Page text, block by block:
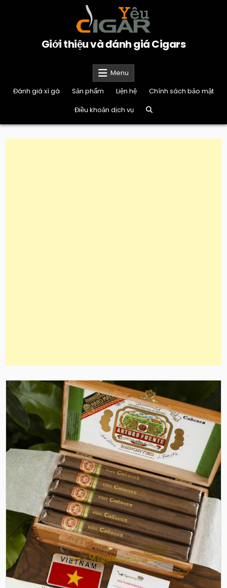
Giới thiệu và đánh giá Cigars
Menu
Đánh giá xì gà
Sản phẩm Liện hệ
Chính sách bảo mật
Điều khoản dịch vụ